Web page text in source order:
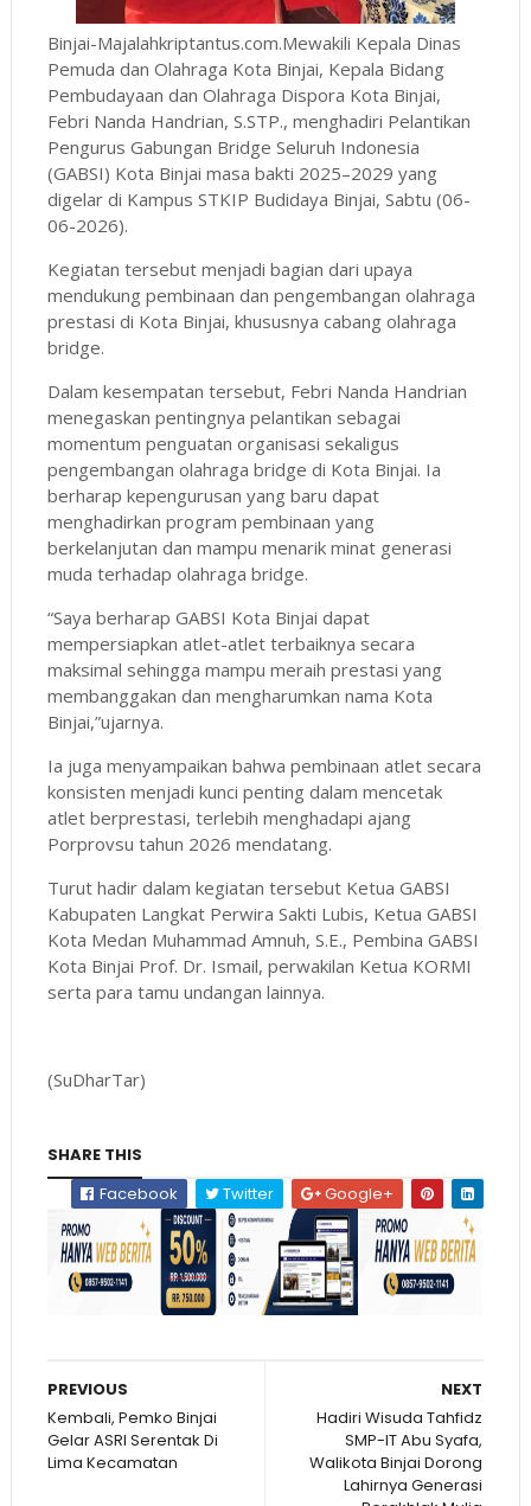
Binjai-Majalahkriptantus.com.Mewakili Kepala Dinas
Pemuda dan Olahraga Kota Binjai, Kepala Bidang
Pembudayaan dan Olahraga Dispora Kota Binjai,
Febri Nanda Handrian, S.STP., menghadiri Pelantikan
Pengurus Gabungan Bridge Seluruh Indonesia
(GABSI) Kota Binjai masa bakti 2025–2029 yang
digelar di Kampus STKIP Budidaya Binjai, Sabtu (06-
06-2026).
Kegiatan tersebut menjadi bagian dari upaya
mendukung pembinaan dan pengembangan olahraga
prestasi di Kota Binjai, khususnya cabang olahraga
bridge.
Dalam kesempatan tersebut, Febri Nanda Handrian
menegaskan pentingnya pelantikan sebagai
momentum penguatan organisasi sekaligus
pengembangan olahraga bridge di Kota Binjai. Ia
berharap kepengurusan yang baru dapat
menghadirkan program pembinaan yang
berkelanjutan dan mampu menarik minat generasi
muda terhadap olahraga bridge.
“Saya berharap GABSI Kota Binjai dapat
mempersiapkan atlet-atlet terbaiknya secara
maksimal sehingga mampu meraih prestasi yang
membanggakan dan mengharumkan nama Kota
Binjai,”ujarnya.
Ia juga menyampaikan bahwa pembinaan atlet secara
konsisten menjadi kunci penting dalam mencetak
atlet berprestasi, terlebih menghadapi ajang
Porprovsu tahun 2026 mendatang.
Turut hadir dalam kegiatan tersebut Ketua GABSI
Kabupaten Langkat Perwira Sakti Lubis, Ketua GABSI
Kota Medan Muhammad Amnuh, S.E., Pembina GABSI
Kota Binjai Prof. Dr. Ismail, perwakilan Ketua KORMI
serta para tamu undangan lainnya.
(SuDharTar)
SHARE THIS
Facebook
Twitter Google+
NEXT
Hadiri Wisuda Tahfidz
SMP-IT Abu Syafa,
Walikota Binjai Dorong
Lahirnya Generasi
PREVIOUS
Kembali, Pemko Binjai
Gelar ASRI Serentak Di
Lima Kecamatan